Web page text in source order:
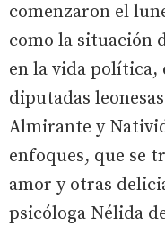
comenzaron el
como la situación
en la vida política,
diputadas
Almirante y
enfoques, que se
amor y otras
psicóloga Nélida